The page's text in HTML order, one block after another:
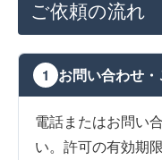
ご依頼の流れ
1 お問い合わせ
電話またはお問い
い。許可の有効期